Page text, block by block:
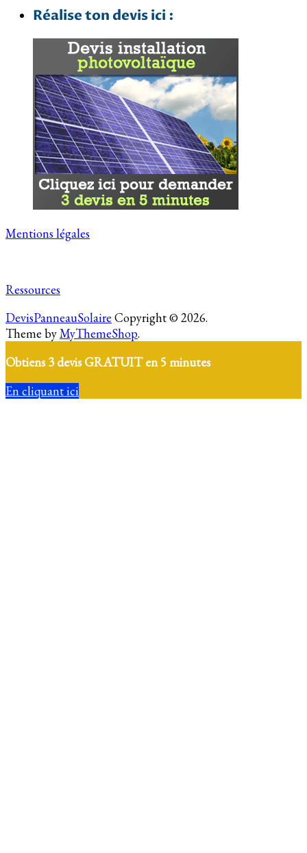
Réalise ton devis ici :
Mentions légales
Ressources
DevisPanneauSolaire Copyright © 2026.
Theme byMyThemeShop.
Obtiens 3 devis GRATUIT en 5 minutes
En cliquant ici